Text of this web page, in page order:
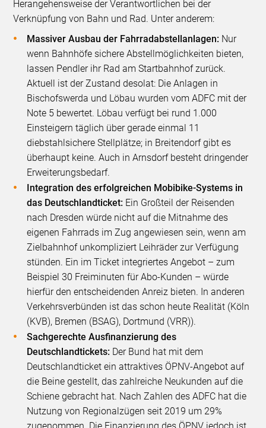
Herangehensweise der Verantwortlichen bei der
Verknüpfung von Bahn und Rad. Unter anderem:
Massiver Ausbau der Fahrradabstellanlagen: Nur
wenn Bahnhöfe sichere Abstellmöglichkeiten bieten,
lassen Pendler ihr Rad am Startbahnhof zurück.
Aktuell ist der Zustand desolat: Die Anlagen in
Bischofswerda und Löbau wurden vom ADFC mit der
Note 5 bewertet. Löbau verfügt bei rund 1.000
Einsteigern täglich über gerade einmal 11
diebstahlsichere Stellplätze; in Breitendorf gibt es
überhaupt keine. Auch in Arnsdorf besteht dringender
Erweiterungsbedarf.
Integration des erfolgreichen Mobibike-Systems in
das Deutschlandticket: Ein Großteil der Reisenden
nach Dresden würde nicht auf die Mitnahme des
eigenen Fahrrads im Zug angewiesen sein, wenn am
Zielbahnhof unkompliziert Leihräder zur Verfügung
stünden. Ein im Ticket integriertes Angebot – zum
Beispiel 30 Freiminuten für Abo-Kunden – würde
hierfür den entscheidenden Anreiz bieten. In anderen
Verkehrsverbünden ist das schon heute Realität (Köln
(KVB), Bremen (BSAG), Dortmund (VRR)).
Sachgerechte Ausfinanzierung des
Deutschlandtickets: Der Bund hat mit dem
Deutschlandticket ein attraktives ÖPNV-Angebot auf
die Beine gestellt, das zahlreiche Neukunden auf die
Schiene gebracht hat. Nach Zahlen des ADFC hat die
Nutzung von Regionalzügen seit 2019 um 29%